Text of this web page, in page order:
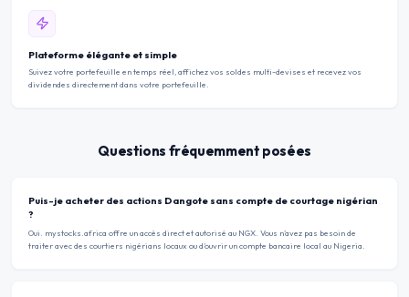
Plateforme élégante et simple
Suivez votre portefeuille en temps réel, affichez vos soldes multi-devises et recevez vos
dividendes directement dans votre portefeuille.
Questions fréquemment posées
Puis-je acheter des actions Dangote sans compte de courtage nigérian
?
Oui. mystocks.africa offre un accès direct et autorisé au NGX. Vous n’avez pas besoin de
traiter avec des courtiers nigérians locaux ou d’ouvrir un compte bancaire local au Nigeria.